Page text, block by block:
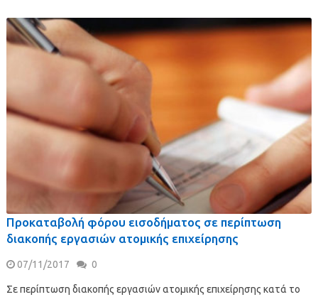
Προκαταβολή φόρου εισοδήματος σε περίπτωση
διακοπής εργασιών ατομικής επιχείρησης
07/11/2017 0
Σε περίπτωση διακοπής εργασιών ατομικής επιχείρησης κατά το